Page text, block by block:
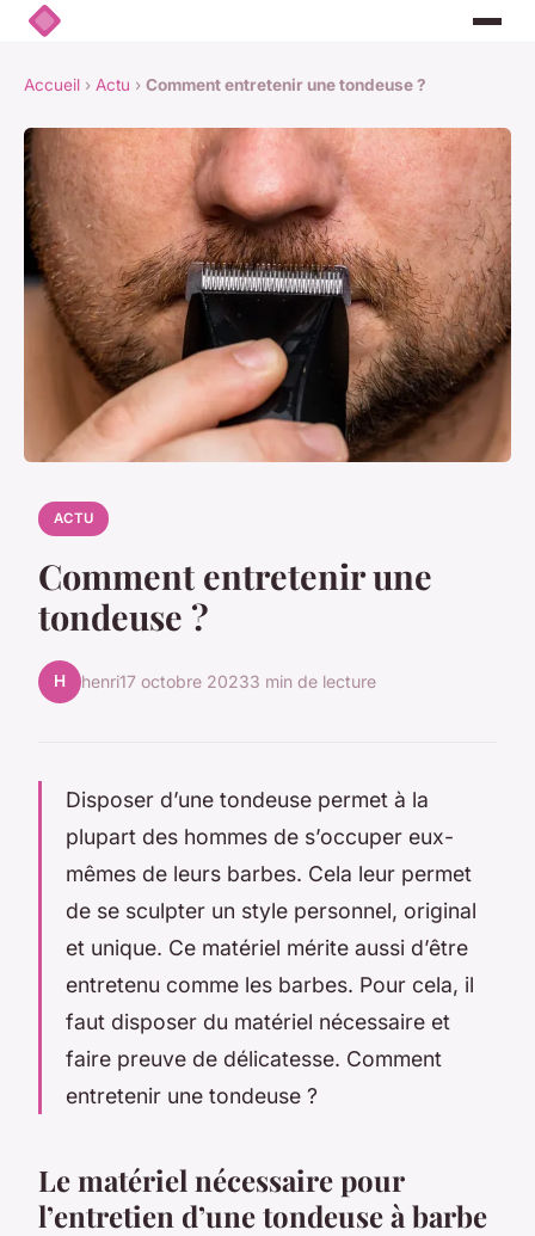
Accueil › Actu › Comment entretenir une tondeuse ?
ACTU
Comment entretenir une
tondeuse ?
H henri17 octobre 20233 min de lecture
Disposer d’une tondeuse permet à la
plupart des hommes de s’occuper eux-
mêmes de leurs barbes. Cela leur permet
de se sculpter un style personnel, original
et unique. Ce matériel mérite aussi d’être
entretenu comme les barbes. Pour cela, il
faut disposer du matériel nécessaire et
faire preuve de délicatesse. Comment
entretenir une tondeuse ?
Le matériel nécessaire pour
l’entretien d’une tondeuse à barbe